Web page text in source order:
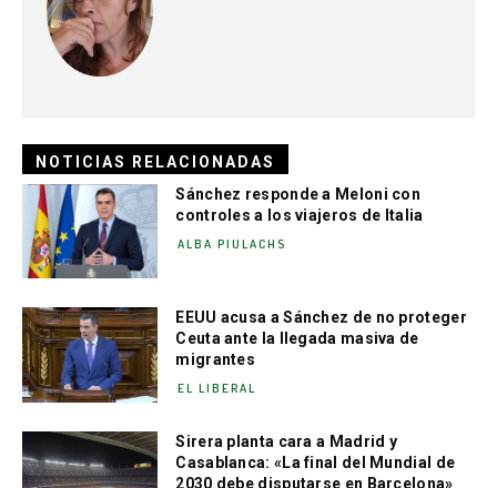
NOTICIAS RELACIONADAS
Sánchez responde a Meloni con
controles a los viajeros de Italia
ALBA PIULACHS
EEUU acusa a Sánchez de no proteger
Ceuta ante la llegada masiva de
migrantes
EL LIBERAL
Sirera planta cara a Madrid y
Casablanca: «La final del Mundial de
2030 debe disputarse en Barcelona»